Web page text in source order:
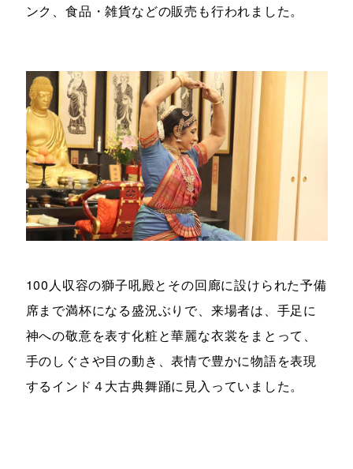
ンク、食品・雑貨などの販売も行われました。
100人収容の獅子吼殿とその回廊に設けられた予備
席まで満杯になる盛況ぶりで、来場者は、手足に
神への敬意を表す化粧と華麗な衣裳をまとって、
手のしぐさや目の動き、表情で豊かに物語を表現
するインド４大古典舞踊に見入っていました。